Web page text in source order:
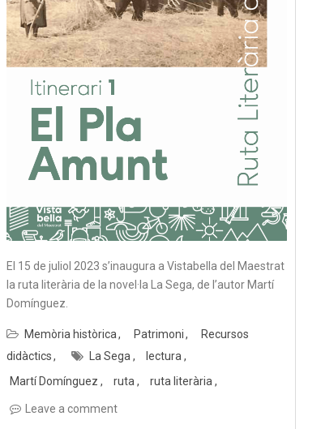
El 15 de juliol 2023 s’inaugura a Vistabella del Maestrat
la ruta literària de la novel·la La Sega, de l’autor Martí
Domínguez.
Memòria històrica Patrimoni
Recursos
didàctics
La Sega
lectura
Martí Domínguez
ruta ruta literària
Leave a comment